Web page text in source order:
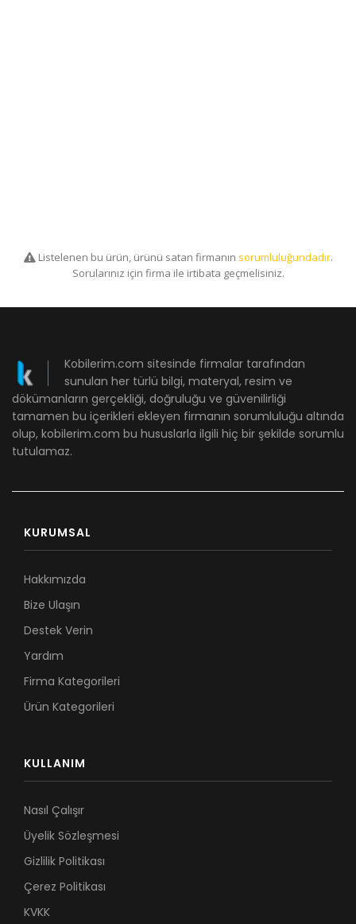
Listelenen bu ürün, ürünü satan firmanın sorumluluğundadır.
Sorularınız için firma ile irtibata geçmelisiniz.
Kobilerim.com sitesinde firmalar tarafından
sunulan her türlü bilgi, materyal, resim ve
dökümanların gerçekliği, doğruluğu ve güvenilirliği
tamamen bu içerikleri ekleyen firmanın sorumluluğu altında
olup, kobilerim.com bu hususlarla ilgili hiç bir şekilde sorumlu
tutulamaz.
KURUMSAL
Hakkımızda
Bize Ulaşın
Destek Verin
Yardım
Firma Kategorileri
Ürün Kategorileri
KULLANIM
Nasıl Çalışır
Üyelik Sözleşmesi
Gizlilik Politikası
Çerez Politikası
KVKK